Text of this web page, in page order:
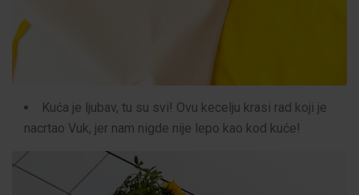
Kuća je ljubav, tu su svi! Ovu kecelju krasi rad koji je
nacrtao Vuk, jer nam nigde nije lepo kao kod kuće!